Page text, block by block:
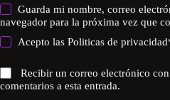
Guarda mi nombre, correo
navegador para la próxima vez que
Acepto lasPoliticas de privacidad
Recibir un correo electrónico
comentarios a esta entrada.